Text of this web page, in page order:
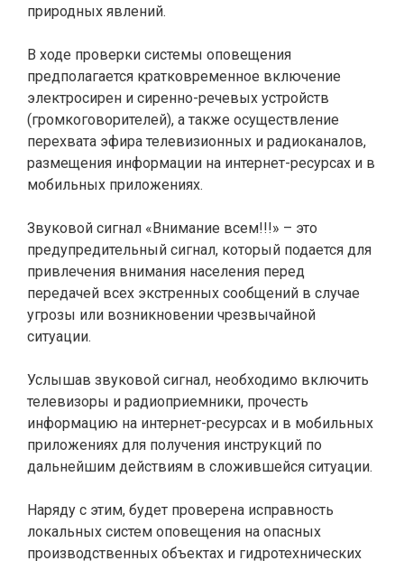
природных явлений.
В ходе проверки системы оповещения
предполагается кратковременное включение
электросирен и сиренно-речевых устройств
(громкоговорителей), а также осуществление
перехвата эфира телевизионных и радиоканалов,
размещения информации на интернет-ресурсах и в
мобильных приложениях.
Звуковой сигнал «Внимание всем!!!» – это
предупредительный сигнал, который подается для
привлечения внимания населения перед
передачей всех экстренных сообщений в случае
угрозы или возникновении чрезвычайной
ситуации.
Услышав звуковой сигнал, необходимо включить
телевизоры и радиоприемники, прочесть
информацию на интернет-ресурсах и в мобильных
приложениях для получения инструкций по
дальнейшим действиям в сложившейся ситуации.
Наряду с этим, будет проверена исправность
локальных систем оповещения на опасных
производственных объектах и гидротехнических